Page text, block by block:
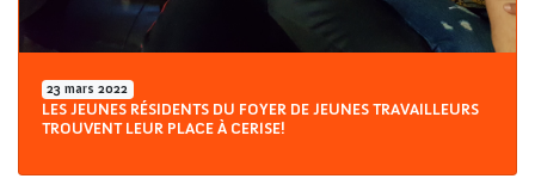
23 mars 2022
LES JEUNES RÉSIDENTS DU FOYER DE JEUNES TRAVAILLEURS
TROUVENT LEUR PLACE À CERISE!